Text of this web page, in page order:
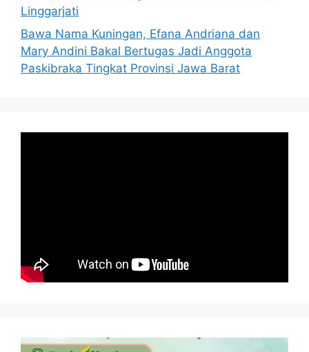
Linggarjati
Bawa Nama Kuningan, Efana Andriana dan
Mary Andini Bakal Bertugas Jadi Anggota
Paskibraka Tingkat Provinsi Jawa Barat